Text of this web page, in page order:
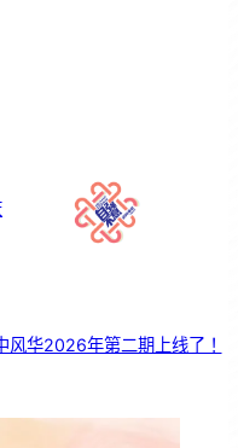
风华2026年第二期上线了！